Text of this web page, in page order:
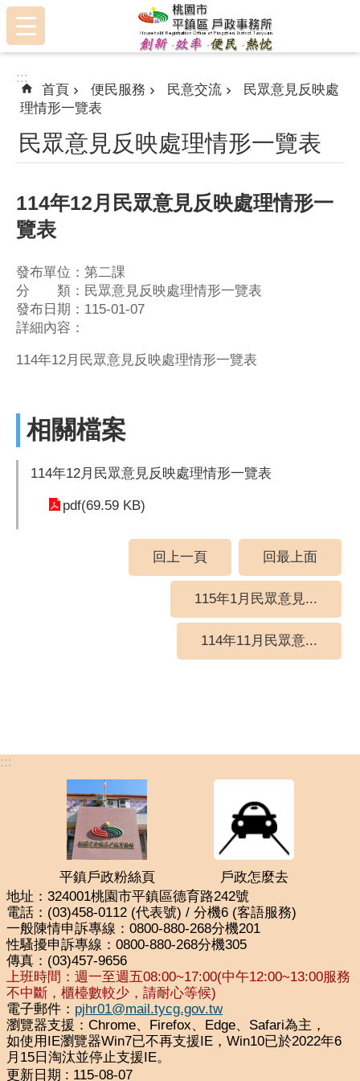
跳到主要內容區塊
:::
:::
首頁 便民服務 民意交流
民眾意見反映處
理情形一覽表
民眾意見反映處理情形一覽表
114年12月民眾意見反映處理情形一
覽表
發布單位：第二課
分 類：民眾意見反映處理情形一覽表
發布日期：115-01-07
詳細內容：
114年12月民眾意見反映處理情形一覽表
相關檔案
114年12月民眾意見反映處理情形一覽表
pdf(69.59 KB)
回上一頁 回最上面
115年1月民眾意見...
114年11月民眾意...
:::
平鎮戶政粉絲頁
戶政怎麼去
地址：324001桃園市平鎮區德育路242號
電話：(03)458-0112 (代表號) / 分機6 (客語服務)
一般陳情申訴專線：0800-880-268分機201
性騷擾申訴專線：0800-880-268分機305
傳真：(03)457-9656
上班時間：週一至週五08:00~17:00(中午12:00~13:00服務
不中斷，櫃檯數較少，請耐心等候)
電子郵件： pjhr01@mail.tycg.gov.tw
瀏覽器支援：Chrome、Firefox、Edge、Safari為主，
如使用IE瀏覽器Win7已不再支援IE，Win10已於2022年6
月15日淘汰並停止支援IE。
更新日期
115-08-07